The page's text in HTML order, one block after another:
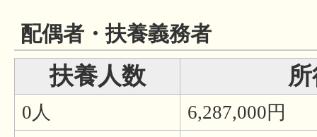
配偶者・扶養義務者
扶養人数
0人
6,287,000円